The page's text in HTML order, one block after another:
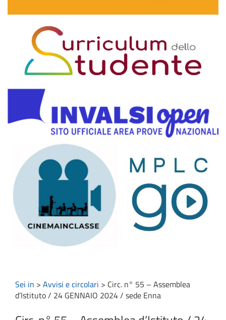
Sei in > Avvisi e circolari > Circ. n° 55 – Assemblea
d’Istituto / 24 GENNAIO 2024 / sede Enna